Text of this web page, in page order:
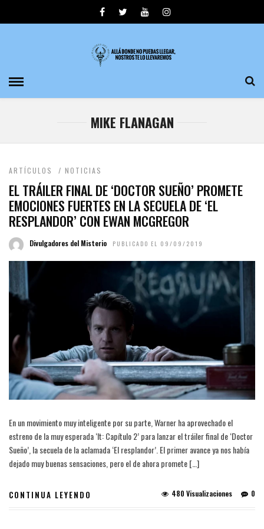
MIKE FLANAGAN
ARTÍCULOS / NOTICIAS
EL TRÁILER FINAL DE ‘DOCTOR SUEÑO’ PROMETE
EMOCIONES FUERTES EN LA SECUELA DE ‘EL
RESPLANDOR’ CON EWAN MCGREGOR
Divulgadores del Misterio PUBLICADO EL 09/09/2019
En un movimiento muy inteligente por su parte, Warner ha aprovechado el
estreno de la muy esperada ‘It: Capítulo 2’ para lanzar el tráiler final de ‘Doctor
Sueño’, la secuela de la aclamada ‘El resplandor’. El primer avance ya nos había
dejado muy buenas sensaciones, pero el de ahora promete […]
CONTINUA LEYENDO 0
480 Visualizaciones